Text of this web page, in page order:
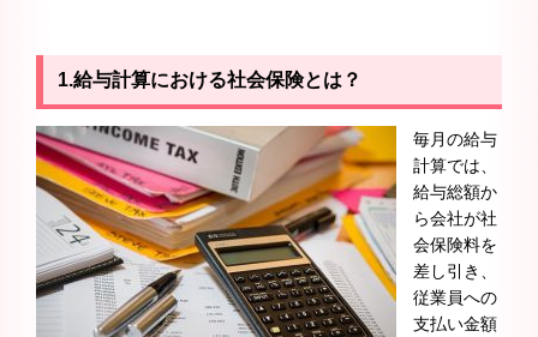
1.給与計算における社会保険とは？
毎月の給与
計算では、
給与総額か
ら会社が社
会保険料を
差し引き、
従業員への
支払い金額